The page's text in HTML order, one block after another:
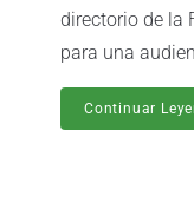
directorio de la
para una
Continuar